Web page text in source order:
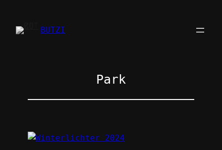
springenBUTZI
Park